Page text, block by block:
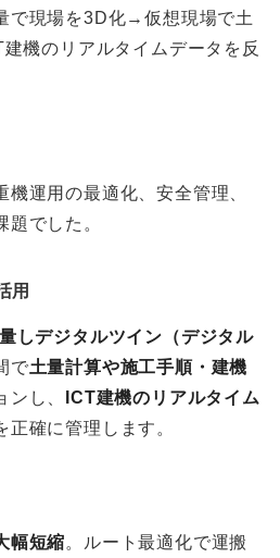
で現場を3D化→仮想現場で土
機のリアルタイムデータを反
運用の最適化、安全管理、
題でした。
用
しデジタルツイン（デジタル
で土量計算や施工手順・建機
ンし、
ICT建機のリアルタイム
正確に管理します。
幅短縮。ルート最適化で運搬